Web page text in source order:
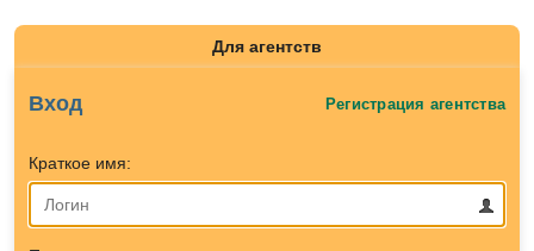
Для агентств
Вход Регистрация агентства
Краткое имя: